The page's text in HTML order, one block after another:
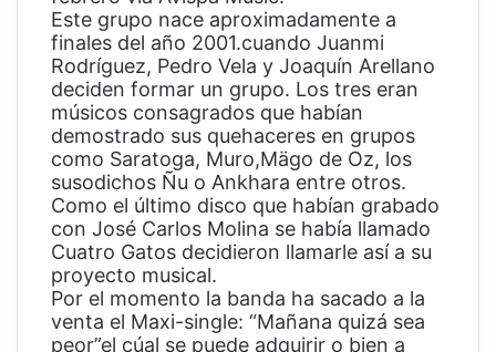
Este grupo nace aproximadamente a
finales del año 2001.cuando Juanmi
Rodríguez, Pedro Vela y Joaquín Arellano
deciden formar un grupo. Los tres eran
músicos consagrados que habían
demostrado sus quehaceres en grupos
como Saratoga, Muro,Mägo de Oz, los
susodichos Ñu o Ankhara entre otros.
Como el último disco que habían grabado
con José Carlos Molina se había llamado
Cuatro Gatos decidieron llamarle así a su
proyecto musical.
Por el momento la banda ha sacado a la
venta el Maxi-single: “Mañana quizá sea
peor”el cúal se puede adquirir o bien a